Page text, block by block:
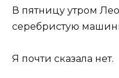
В пятницу утром
серебристую
Я почти сказала нет.